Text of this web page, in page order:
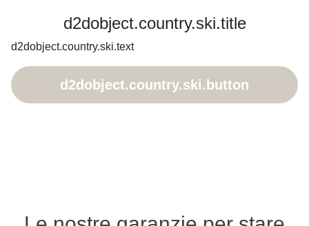
d2dobject.country.ski.title
d2dobject.country.ski.text
d2dobject.country.ski.button